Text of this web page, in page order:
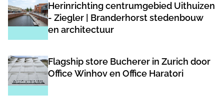
Herinrichting centrumgebied Uithuizen
- Ziegler | Branderhorst stedenbouw
en architectuur
Flagship store Bucherer in Zurich door
Office Winhov en Office Haratori